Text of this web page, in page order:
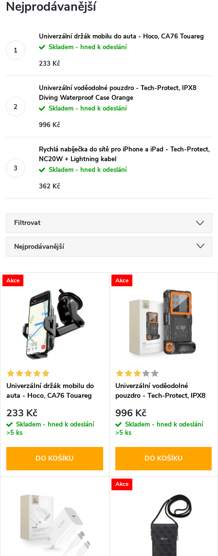
Nejprodávanější
Univerzální držák mobilu do auta - Hoco, CA76 Touareg
Skladem - hned k odeslání
233 Kč
Univerzální voděodolné pouzdro - Tech-Protect, IPX8
Diving Waterproof Case Orange
Skladem - hned k odeslání
996 Kč
Rychlá nabíječka do sítě pro iPhone a iPad - Tech-Protect,
NC20W + Lightning kabel
Skladem - hned k odeslání
362 Kč
Filtrovat
Ř
a
í
p
r
o
d
Nejprodávanější
Nejdražší
Abecedně
V
s
p
r
o
d
Akce
Univerzální držák mobilu do
auta - Hoco, CA76 Touareg
233 Kč
Skladem - hned k odeslání
>5 ks
DO KOŠÍKU
Akce
Univerzální voděodolné
pouzdro - Tech-Protect, IPX8
Orange
996 Kč
Skladem - hned k odeslání
>5 ks
DO KOŠÍKU
Akce